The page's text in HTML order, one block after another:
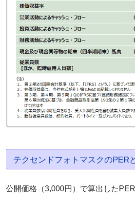
テクセンドフォトマスクのPER
公開価格（3,000円）で算出した